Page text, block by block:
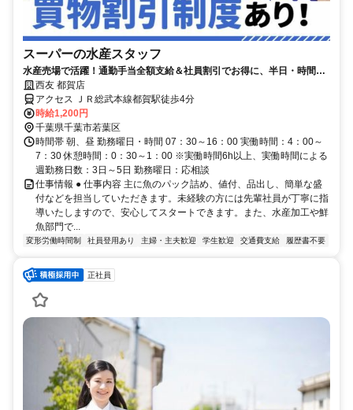
スーパーの水産スタッフ
水産売場で活躍！通勤手当全額支給＆社員割引でお得に、半日・時間年
休でムリなく続けられる仕事
西友 都賀店
アクセス ＪＲ総武本線都賀駅徒歩4分
時給1,200円
千葉県千葉市若葉区
時間帯 朝、昼 勤務曜日・時間 07：30～16：00 実働時間：4：00～
7：30 休憩時間：0：30～1：00 ※実働時間6h以上、実働時間による
週勤務日数：3日～5日 勤務曜日：応相談
仕事情報 ● 仕事内容 主に魚のパック詰め、値付、品出し、簡単な盛
付などを担当していただきます。未経験の方には先輩社員が丁寧に指
導いたしますので、安心してスタートできます。また、水産加工や鮮
魚部門で...
変形労働時間制 社員登用あり 主婦・主夫歓迎 学生歓迎 交通費支給 履歴書不要
正社員